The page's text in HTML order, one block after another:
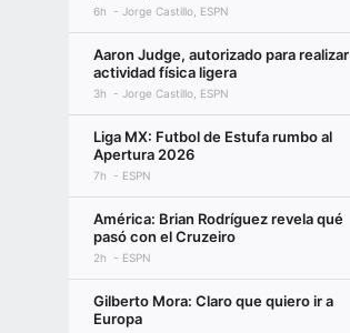
6h Jorge Castillo, ESPN
Aaron Judge, autorizado para realizar
actividad física ligera
3h Jorge Castillo, ESPN
Liga MX: Futbol de Estufa rumbo al
Apertura 2026
7h ESPN
América: Brian Rodríguez revela qué
pasó con el Cruzeiro
2h ESPN
Gilberto Mora: Claro que quiero ir a
Europa